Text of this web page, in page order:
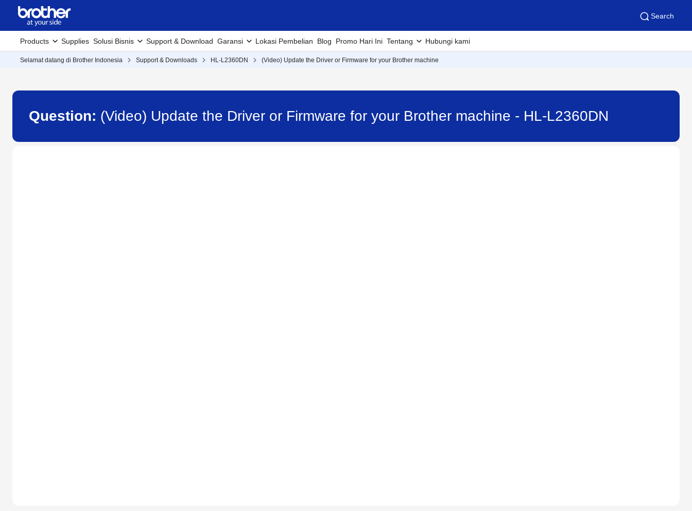
Search
Products Supplies Solusi Bisnis Support & Download Garansi Lokasi Pembelian Blog Promo Hari Ini Tentang Hubungi kami
Selamat datang di Brother Indonesia Support & Downloads HL-L2360DN (Video) Update the Driver or Firmware for your Brother machine
Question: (Video) Update the Driver or Firmware for your Brother machine - HL-L2360DN